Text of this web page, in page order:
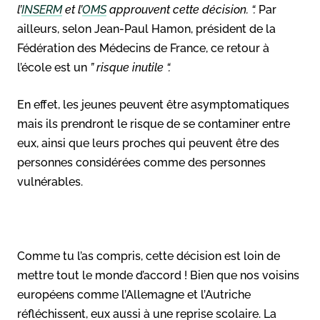
l’INSERMet l’OMSapprouvent cette décision. “. Par
ailleurs, selon Jean-Paul Hamon, président de la
Fédération des Médecins de France, ce retour à
l’école est un ” risque inutile “.
En effet, les jeunes peuvent être asymptomatiques
mais ils prendront le risque de se contaminer entre
eux, ainsi que leurs proches qui peuvent être des
personnes considérées comme des personnes
vulnérables.
Comme tu l’as compris, cette décision est loin de
mettre tout le monde d’accord ! Bien que nos voisins
européens comme l’Allemagne et l’Autriche
réfléchissent, eux aussi à une reprise scolaire. La